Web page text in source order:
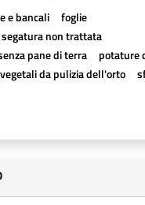
e bancali
foglie
segatura non trattata
pane di terra
potature
da pulizia dell'orto